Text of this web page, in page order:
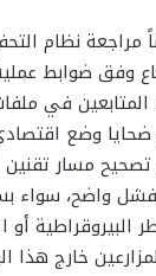
مراجعة نظام
وفق ضوابط
المتابعين في
ضحايا وضع
تصحيح مسار
واضح، سواء
البيروقراطية أو
خارج هذا